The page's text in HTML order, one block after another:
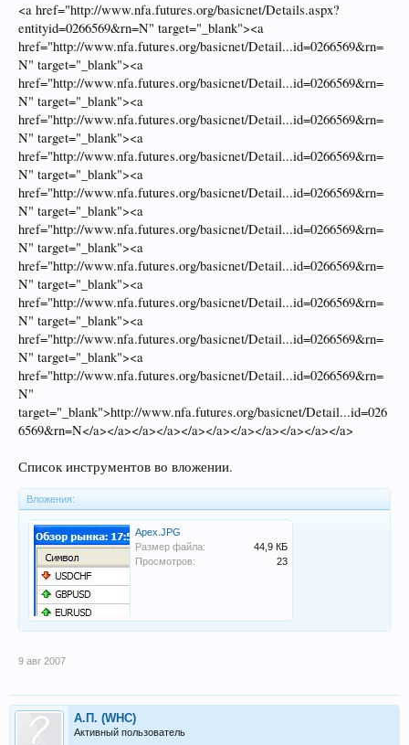
<a href="http://www.nfa.futures.org/basicnet/Details.aspx?
entityid=0266569&rn=N" target="_blank"><a
href="http://www.nfa.futures.org/basicnet/Detail...id=0266569&rn=
N" target="_blank"><a
href="http://www.nfa.futures.org/basicnet/Detail...id=0266569&rn=
N" target="_blank"><a
href="http://www.nfa.futures.org/basicnet/Detail...id=0266569&rn=
N" target="_blank"><a
href="http://www.nfa.futures.org/basicnet/Detail...id=0266569&rn=
N" target="_blank"><a
href="http://www.nfa.futures.org/basicnet/Detail...id=0266569&rn=
N" target="_blank"><a
href="http://www.nfa.futures.org/basicnet/Detail...id=0266569&rn=
N" target="_blank"><a
href="http://www.nfa.futures.org/basicnet/Detail...id=0266569&rn=
N" target="_blank"><a
href="http://www.nfa.futures.org/basicnet/Detail...id=0266569&rn=
N" target="_blank"><a
href="http://www.nfa.futures.org/basicnet/Detail...id=0266569&rn=
N" target="_blank"><a
href="http://www.nfa.futures.org/basicnet/Detail...id=0266569&rn=
N"
target="_blank">http://www.nfa.futures.org/basicnet/Detail...id=026
6569&rn=N</a></a></a></a></a></a></a></a></a></a></a>
Список инструментов во вложении.
Вложения:
Apex.JPG
Размер файла:
44,9 КБ
Просмотров:
23
9 авг 2007
А.П. (WHC)
Активный пользователь